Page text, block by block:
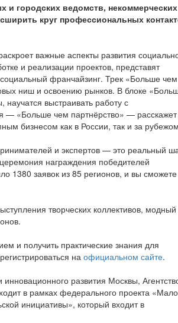
городских ведомств, некоммерческих
круг профессиональных
важные аспекты развития
и реализации проектов, представят
франчайзинг. Трек «Больше чем
ниш и освоению рынков. В блоке
выстраивать работу с
— «Больше чем партнёрство» —
бизнесом как в России, так и за
и экспертов — это реальный
награждения победителей
1380 заявок из 85 регионов, и вы сможете
творческих коллективов, модный
и получить практические знания для
на официальном сайте.
развития Москвы,
в рамках федерального проекта
инициативы», который входит в